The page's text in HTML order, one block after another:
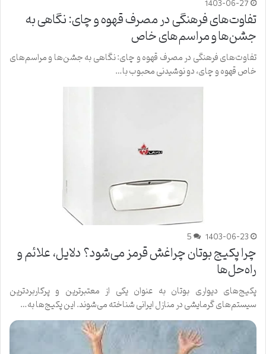
1403-06-27
تفاوت‌های فرهنگی در مصرف قهوه و چای: نگاهی به
جشن‌ها و مراسم‌های خاص
تفاوت‌های فرهنگی در مصرف قهوه و چای: نگاهی به جشن‌ها و مراسم‌های
خاص قهوه و چای، دو نوشیدنی محبوب با…
1403-06-23
5
چرا پکیج بوتان چراغش قرمز می‌شود؟ دلایل، علائم و
راه‌حل‌ها
پکیج‌های دیواری بوتان به عنوان یکی از معتبرترین و پرکاربردترین
سیستم‌های گرمایشی در منازل ایرانی شناخته می‌شوند. این پکیج‌ها به…